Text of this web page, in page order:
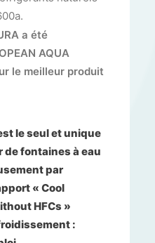
a été
AQUA
le meilleur produit
le seul et unique
fontaines à eau
par
« Cool
HFCs »
: